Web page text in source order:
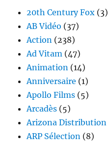
20th Century Fox (3)
AB Vidéo (37)
Action (238)
Ad Vitam (47)
Animation (14)
Anniversaire (1)
Apollo Films (5)
Arcadès (5)
Arizona Distribution
ARP Sélection (8)